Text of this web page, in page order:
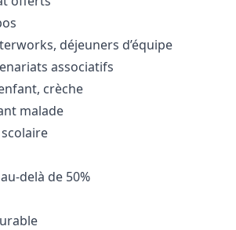
déjeuners d’équipe
associatifs
crèche
malade
delà de 50%